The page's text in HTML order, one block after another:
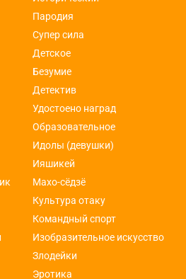
Пародия
Супер сила
Детское
Безумие
Детектив
Удостоено наград
Образовательное
Идолы (девушки)
Ияшикей
Махо-сёдзё
Культура отаку
Командный спорт
Изобразительное искусство
Злодейки
Эротика